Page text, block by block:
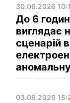
30.06.2026
До 6
виглядає
сценарій
03.06.2026